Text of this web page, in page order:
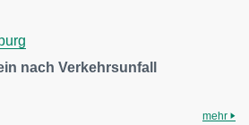
nach Verkehrsunfall
mehr